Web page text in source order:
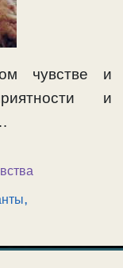
чувстве и
и
,